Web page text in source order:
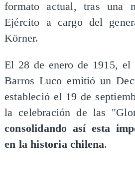
formato actual, tras una
Ejército a cargo del
Körner.
El 28 de enero de 1915, el
Barros Luco emitió un
estableció el 19 de
la celebración de las
consolidando así esta
en la historia chilena.